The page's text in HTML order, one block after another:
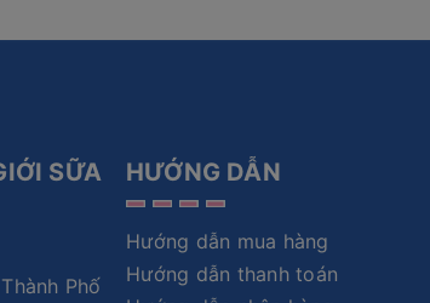
SỮA
Phố
HƯỚNG DẪN
Hướng dẫn mua hàng
Hướng dẫn thanh toán